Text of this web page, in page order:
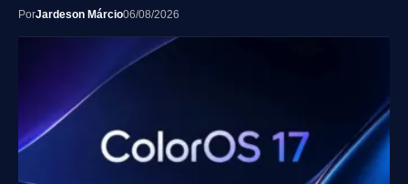
PorJardeson Márcio06/08/2026